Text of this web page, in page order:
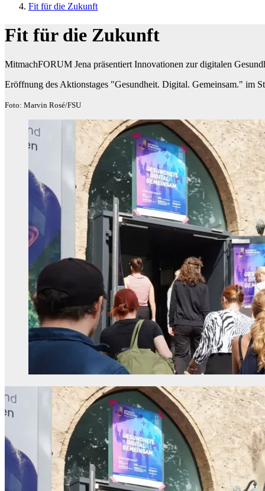
Fit für die Zukunft
Fit für die Zukunft
MitmachFORUM Jena präsentiert Innovationen zur digitalen
Eröffnung des Aktionstages "Gesundheit. Digital. Gemeinsam." im
Foto: Marvin Rosé/FSU